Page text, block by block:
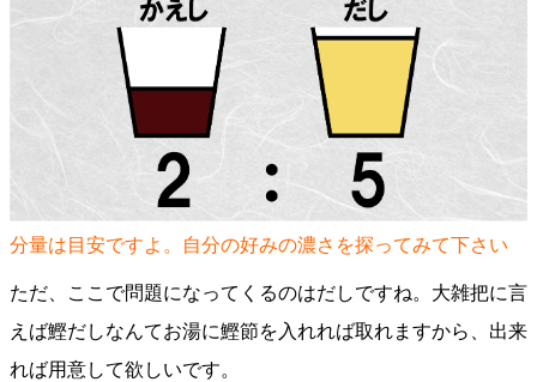
分量は目安ですよ。自分の好みの濃さを探ってみて下さい
ただ、ここで問題になってくるのはだしですね。大雑把に言
えば鰹だしなんてお湯に鰹節を入れれば取れますから、出来
れば用意して欲しいです。